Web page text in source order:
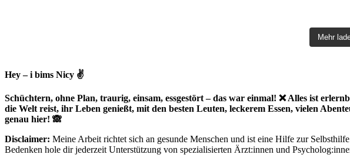
Mehr
Hey – i bims Nicy ✌
Schüchtern, ohne Plan, traurig, einsam, essgestört – das war einmal! ❌ Alles ist
die Welt reist, ihr Leben genießt, mit den besten Leuten, leckerem Essen, vielen
genau hier! 🙈
Disclaimer: Meine Arbeit richtet sich an gesunde Menschen und ist eine Hilfe zur
Bedenken hole dir jederzeit Unterstützung von spezialisierten Ärzt:innen und